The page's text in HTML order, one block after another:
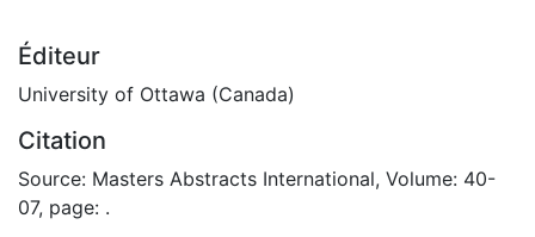
Éditeur
University of Ottawa (Canada)
Citation
Source: Masters Abstracts International, Volume: 40-
07, page: .